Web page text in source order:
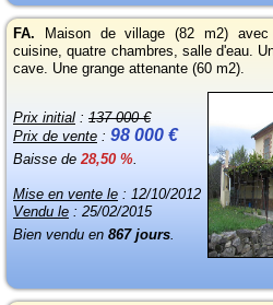
FA.
Maison de village (82 m2)
cuisine, quatre chambres, salle d'eau.
cave. Une grange attenante (60 m2).
Prix initial: 137 000 €
Prix de vente : 98 000 €
Baisse de28,50 %.
Mise en vente le : 12/10/2012
Vendu le : 25/02/2015
Bien vendu en 867 jours.